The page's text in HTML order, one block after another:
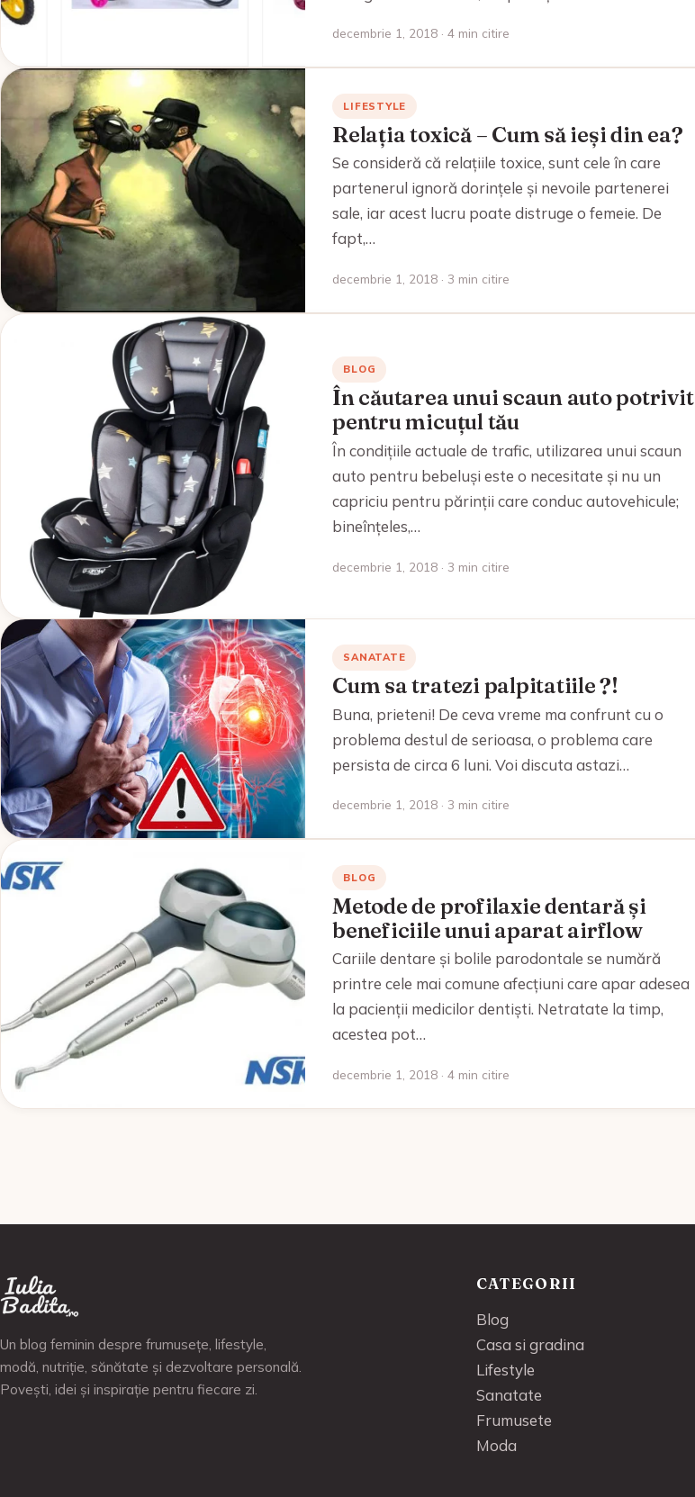
decembrie 1, 2018 · 4 min citire
LIFESTYLE
Relația toxică – Cum să ieși din ea?
Se consideră că relațiile toxice, sunt cele în care
partenerul ignoră dorințele și nevoile partenerei
sale, iar acest lucru poate distruge o femeie. De
fapt,…
decembrie 1, 2018 · 3 min citire
BLOG
În căutarea unui scaun auto potrivit
pentru micuțul tău
În condițiile actuale de trafic, utilizarea unui scaun
auto pentru bebeluși este o necesitate și nu un
capriciu pentru părinții care conduc autovehicule;
bineînțeles,…
decembrie 1, 2018 · 3 min citire
SANATATE
Cum sa tratezi palpitatiile ?!
Buna, prieteni! De ceva vreme ma confrunt cu o
problema destul de serioasa, o problema care
persista de circa 6 luni. Voi discuta astazi…
decembrie 1, 2018 · 3 min citire
BLOG
Metode de profilaxie dentară și
beneficiile unui aparat airflow
Cariile dentare și bolile parodontale se numără
printre cele mai comune afecțiuni care apar adesea
la pacienții medicilor dentiști. Netratate la timp,
acestea pot…
decembrie 1, 2018 · 4 min citire
Un blog feminin despre frumusețe, lifestyle,
modă, nutriție, sănătate și dezvoltare personală.
Povești, idei și inspirație pentru fiecare zi.
CATEGORII
Blog
Casa si gradina
Lifestyle
Sanatate
Frumusete
Moda